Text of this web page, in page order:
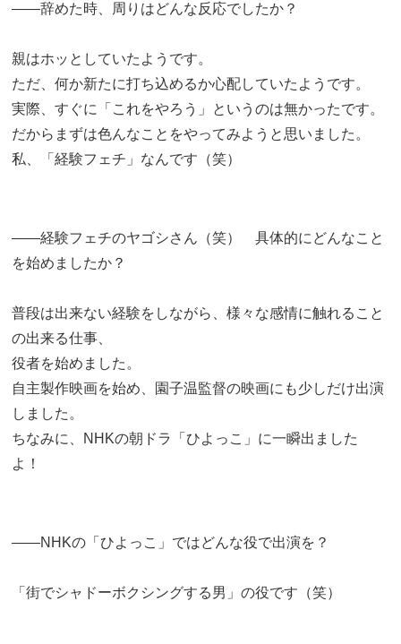
――辞めた時、周りはどんな反応でしたか？
親はホッとしていたようです。
ただ、何か新たに打ち込めるか心配していたようです。
実際、すぐに「これをやろう」というのは無かったです。
だからまずは色んなことをやってみようと思いました。
私、「経験フェチ」なんです（笑）
――経験フェチのヤゴシさん（笑） 具体的にどんなこと
を始めましたか？
普段は出来ない経験をしながら、様々な感情に触れること
の出来る仕事、
役者を始めました。
自主製作映画を始め、園子温監督の映画にも少しだけ出演
しました。
ちなみに、NHKの朝ドラ「ひよっこ」に一瞬出ました
よ！
――NHKの「ひよっこ」ではどんな役で出演を？
「街でシャドーボクシングする男」の役です（笑）